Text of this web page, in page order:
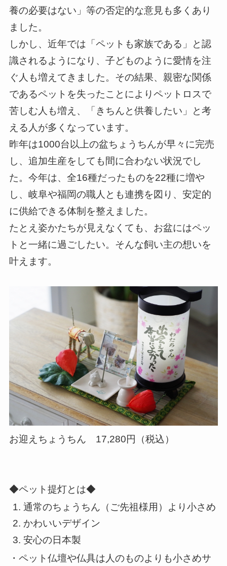
養の必要はない」等の否定的な意見も多くあり
ました。
しかし、近年では「ペットも家族である」と認
識されるようになり、子どものように愛情を注
ぐ人も増えてきました。その結果、親密な関係
であるペットを失ったことによりペットロスで
苦しむ人も増え、「きちんと供養したい」と考
える人が多くなっています。
昨年は1000台以上の盆ちょうちんが早々に完売
し、追加生産をしても間に合わない状況でし
た。今年は、全16種だったものを22種に増や
し、岐阜や福岡の職人とも連携を図り、安定的
に供給できる体制を整えました。
たとえ姿かたちが見えなくても、お盆にはペッ
トと一緒に過ごしたい。そんな飼い主の想いを
叶えます。
お迎えちょうちん 17,280円（税込）
◆ペット提灯とは◆
通常のちょうちん（ご先祖様用）より小さめ
かわいいデザイン
安心の日本製
・ペット仏壇や仏具は人のものよりも小さめサ